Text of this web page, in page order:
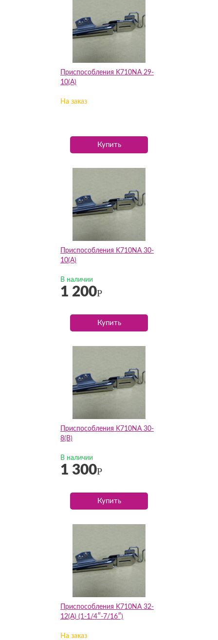
Приспособления K710NA 29-
10(А)
На заказ
Купить
Приспособления K710NA 30-
10(А)
В наличии
1 200Р
Купить
Приспособления K710NA 30-
8(B)
В наличии
1 300Р
Купить
Приспособления K710NA 32-
12(А) (1-1/4″-7/16″)
На заказ